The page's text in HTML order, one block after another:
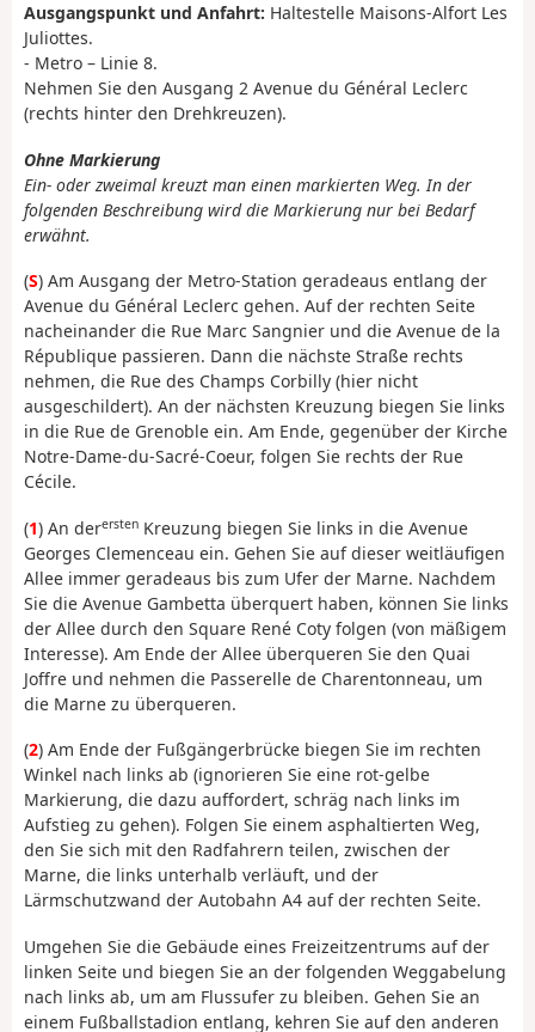
Ausgangspunkt und Anfahrt: Haltestelle Maisons-Alfort Les
Juliottes.
- Metro – Linie 8.
Nehmen Sie den Ausgang 2 Avenue du Général Leclerc
(rechts hinter den Drehkreuzen).
Ohne Markierung
Ein- oder zweimal kreuzt man einen markierten Weg. In der
folgenden Beschreibung wird die Markierung nur bei Bedarf
erwähnt.
(S) Am Ausgang der Metro-Station geradeaus entlang der
Avenue du Général Leclerc gehen. Auf der rechten Seite
nacheinander die Rue Marc Sangnier und die Avenue de la
République passieren. Dann die nächste Straße rechts
nehmen, die Rue des Champs Corbilly (hier nicht
ausgeschildert). An der nächsten Kreuzung biegen Sie links
in die Rue de Grenoble ein. Am Ende, gegenüber der Kirche
Notre-Dame-du-Sacré-Coeur, folgen Sie rechts der Rue
Cécile.
(1) An derersten Kreuzung biegen Sie links in die Avenue
Georges Clemenceau ein. Gehen Sie auf dieser weitläufigen
Allee immer geradeaus bis zum Ufer der Marne. Nachdem
Sie die Avenue Gambetta überquert haben, können Sie links
der Allee durch den Square René Coty folgen (von mäßigem
Interesse). Am Ende der Allee überqueren Sie den Quai
Joffre und nehmen die Passerelle de Charentonneau, um
die Marne zu überqueren.
(2) Am Ende der Fußgängerbrücke biegen Sie im rechten
Winkel nach links ab (ignorieren Sie eine rot-gelbe
Markierung, die dazu auffordert, schräg nach links im
Aufstieg zu gehen). Folgen Sie einem asphaltierten Weg,
den Sie sich mit den Radfahrern teilen, zwischen der
Marne, die links unterhalb verläuft, und der
Lärmschutzwand der Autobahn A4 auf der rechten Seite.
Umgehen Sie die Gebäude eines Freizeitzentrums auf der
linken Seite und biegen Sie an der folgenden Weggabelung
nach links ab, um am Flussufer zu bleiben. Gehen Sie an
einem Fußballstadion entlang, kehren Sie auf den anderen